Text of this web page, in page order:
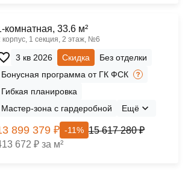
комнатная, 33.6 м²
корпус, 1 секция, 2 этаж, №6
3 кв 2026 Скидка
Без отделки
Бонусная программа от ГК ФСК
Гибкая планировка
Мастер-зона с гардеробной
Ещё
899 379 ₽ -11% 15 617 280 ₽
672 ₽ за м²